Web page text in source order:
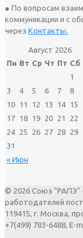
● По вопросам
коммуникации и с
через Контакты.
Август 2026
Пн Вт Ср Чт Пт Сб
« Июн
1
3
4 5 6 7 8
10 11 12 13 14 15
17 18 19 20 21 22
24 25 26 27 28 29
31
© 2026 Союз "РАПЭ"
работодателей
119415, г. Москва,
+7(499) 783-6488, E-